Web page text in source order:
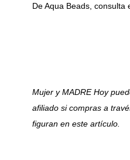
De Aqua Beads, consulta
Mujer y MADRE Hoy
afiliado si compras a
figuran en este artículo.